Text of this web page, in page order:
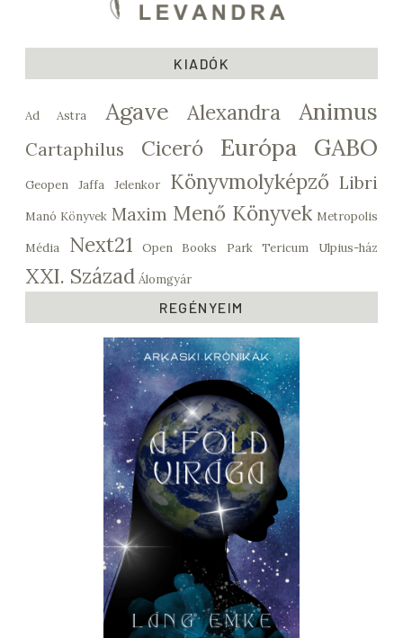
KIADÓK
Ad Astra Agave Alexandra Animus
Cartaphilus Ciceró Európa GABO
Geopen Jaffa Jelenkor Könyvmolyképző Libri
Manó Könyvek Maxim Menő Könyvek Metropolis
Média Next21 Open Books Park Tericum Ulpius-ház
XXI. Század Álomgyár
REGÉNYEIM